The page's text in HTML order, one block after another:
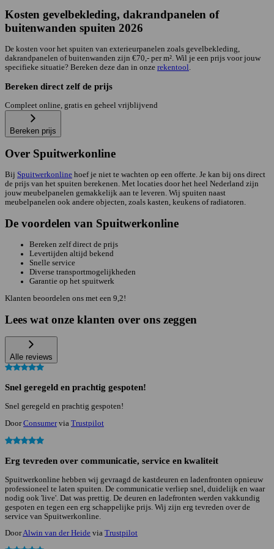
Kosten gevelbekleding, dakrandpanelen of
buitenwanden spuiten 2026
De kosten voor het spuiten van exterieurpanelen zoals gevelbekleding,
dakrandpanelen of buitenwanden zijn €70,- per m². Wil je een prijs voor jouw
specifieke situatie? Bereken deze dan in onze rekentool.
Bereken direct zelf de prijs
Compleet online, gratis en geheel vrijblijvend
Bereken prijs
Over Spuitwerkonline
Bij Spuitwerkonline hoef je niet te wachten op een offerte. Je kan bij ons direct
de prijs van het spuiten berekenen. Met locaties door het heel Nederland zijn
jouw meubelpanelen gemakkelijk aan te leveren. Wij spuiten naast
meubelpanelen ook andere objecten, zoals kasten, keukens of radiatoren.
De voordelen van Spuitwerkonline
Bereken zelf direct de prijs
Levertijden altijd bekend
Snelle service
Diverse transportmogelijkheden
Garantie op het spuitwerk
Klanten beoordelen ons met een 9,2!
Lees wat onze klanten over ons zeggen
Alle reviews
Snel geregeld en prachtig gespoten!
Snel geregeld en prachtig gespoten!
DoorConsumervia Trustpilot
Erg tevreden over communicatie, service en kwaliteit
Spuitwerkonline hebben wij gevraagd de kastdeuren en ladenfronten opnieuw
professioneel te laten spuiten. De communicatie verliep snel, duidelijk en waar
nodig ook 'live'. Dat was prettig. De deuren en ladefronten werden vakkundig
gespoten en tegen een erg schappelijke prijs. Wij zijn erg tevreden over de
service van Spuitwerkonline.
DoorAlwin van der Heide via Trustpilot